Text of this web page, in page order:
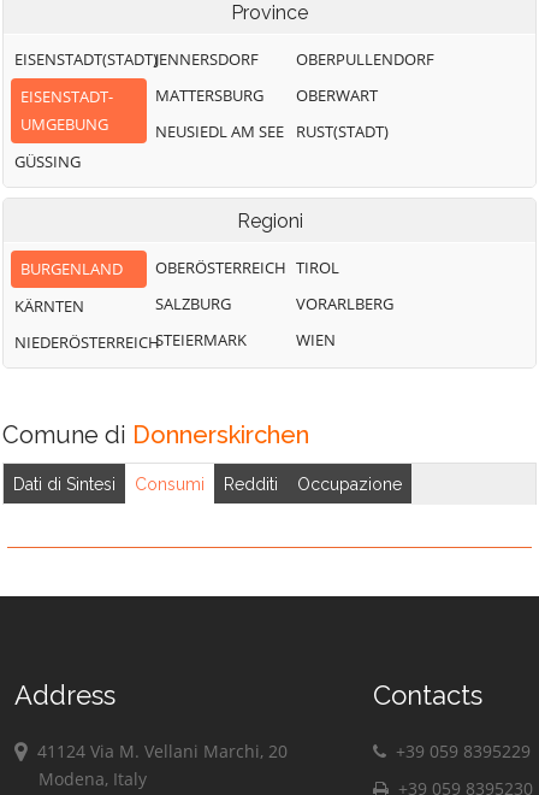
Province
EISENSTADT(STADT)
EISENSTADT-
UMGEBUNG
GÜSSING
JENNERSDORF
MATTERSBURG
NEUSIEDL AM SEE
OBERPULLENDORF
OBERWART
RUST(STADT)
Regioni
BURGENLAND
KÄRNTEN
NIEDERÖSTERREICH
OBERÖSTERREICH
SALZBURG
STEIERMARK
TIROL
VORARLBERG
WIEN
Comune di Donnerskirchen
Dati di Sintesi Consumi Redditi Occupazione
Address
41124 Via M. Vellani Marchi, 20
Modena, Italy
Contacts
+39 059 8395229
+39 059 8395230